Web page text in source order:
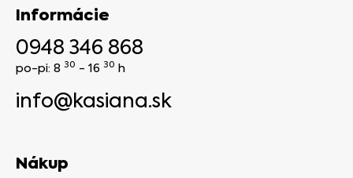
Informácie
0948 346 868
po-pi: 8 30 - 16 30 h
info@kasiana.sk
Nákup